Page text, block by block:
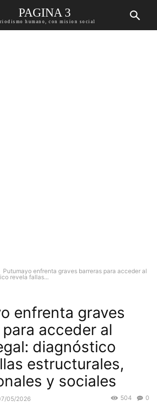
PAGINA 3
humano, con mision social
Putumayo enfrenta graves barreras para acceder al
revela fallas...
enfrenta graves
acceder al
diagnóstico
estructurales,
y sociales
05/2026 0
504